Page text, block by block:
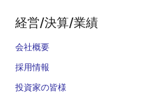
経営/決算/業績
会社概要
採用情報
投資家の皆様